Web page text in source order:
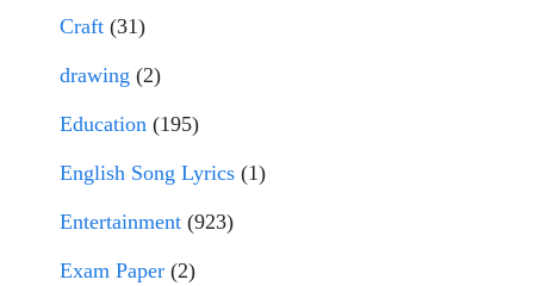
Craft (31)
drawing (2)
Education (195)
English Song Lyrics (1)
Entertainment (923)
Exam Paper (2)